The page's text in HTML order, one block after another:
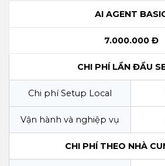
AI AGENT
7.000.000 Đ
CHI PHÍ LẦN ĐẦU
Chi phí Setup Local
Vận hành và nghiệp vụ
CHI PHÍ THEO NHÀ